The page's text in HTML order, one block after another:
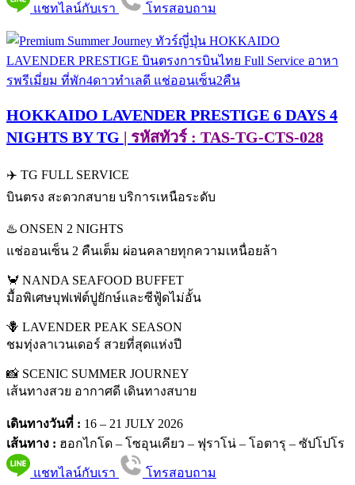
แชทไลน์กับเรา โทรสอบถาม
HOKKAIDO LAVENDER PRESTIGE 6 DAYS 4
NIGHTS BY TG | รหัสทัวร์ : TAS-TG-CTS-028
✈️ TG FULL SERVICE
บินตรง สะดวกสบาย บริการเหนือระดับ
♨️ ONSEN 2 NIGHTS
แช่ออนเซ็น 2 คืนเต็ม ผ่อนคลายทุกความเหนื่อยล้า
🦀 NANDA SEAFOOD BUFFET
มื้อพิเศษบุฟเฟ่ต์ปูยักษ์และซีฟู้ดไม่อั้น
🪻 LAVENDER PEAK SEASON
ชมทุ่งลาเวนเดอร์ สวยที่สุดแห่งปี
📸 SCENIC SUMMER JOURNEY
เส้นทางสวย อากาศดี เดินทางสบาย
เดินทางวันที่ : 16 – 21 JULY 2026
เส้นทาง : ฮอกไกโด – โซอุนเคียว – ฟุราโน่ – โอตารุ – ซัปโปโร
แชทไลน์กับเรา โทรสอบถาม